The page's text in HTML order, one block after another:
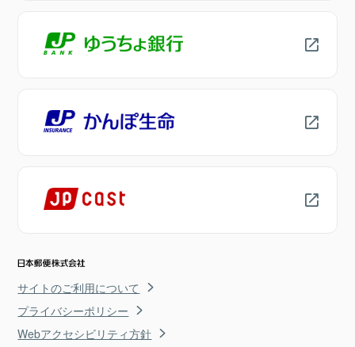
サイトのご利用について
プライバシーポリシー
Webアクセシビリティ方針